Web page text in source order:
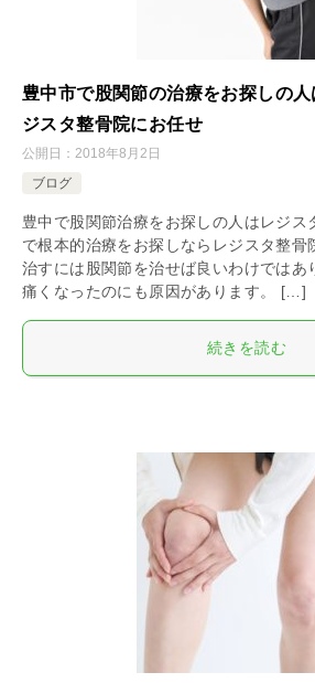
豊中市で股関節の治療をお探しの
ジスタ整骨院にお任せ
公開日： 2018年8月2日
ブログ
豊中で股関節治療をお探しの人はレジス
で根本的治療をお探しならレジスタ整骨
治すには股関節を治せば良いわけでは
痛くなったのにも原因があります。 […]
続きを読む